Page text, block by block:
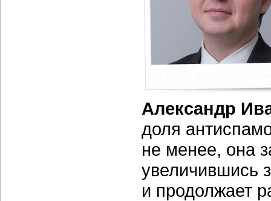
Александр
доля
не менее, она
увеличившись
и продолжает